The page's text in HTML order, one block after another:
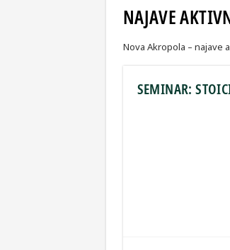
NAJAVE
Nova Akropola – najave
SEMINAR: